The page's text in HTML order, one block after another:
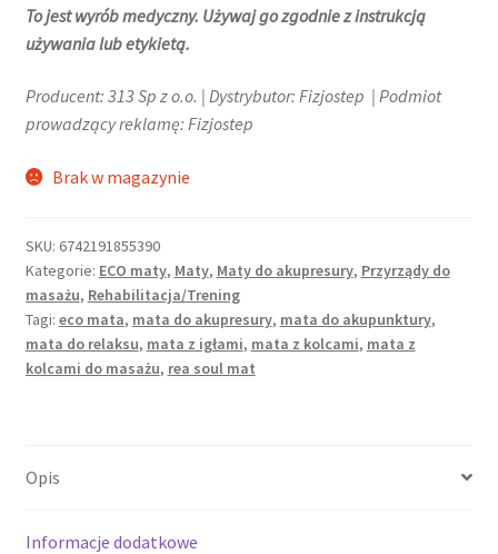
To jest wyrób medyczny. Używaj go zgodnie z instrukcją
używania lub etykietą.
Producent: 313 Sp z o.o. | Dystrybutor: Fizjostep | Podmiot
prowadzący reklamę: Fizjostep
Brak w magazynie
SKU: 6742191855390
Kategorie: ECO maty, Maty, Maty do akupresury, Przyrządy do
masażu, Rehabilitacja/Trening
Tagi: eco mata, mata do akupresury, mata do akupunktury,
mata do relaksu, mata z igłami, mata z kolcami, mata z
kolcami do masażu, rea soul mat
Opis
Informacje dodatkowe